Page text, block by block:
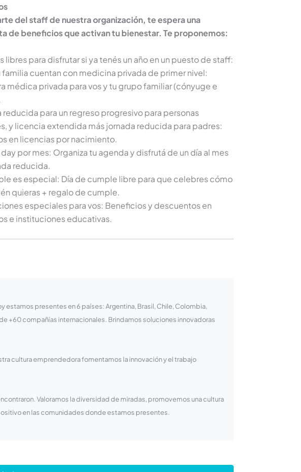
del staff de nuestra organización, te espera una
de beneficios que activan tu bienestar. Te proponemos:
libres para disfrutar si ya tenés un año en un puesto de staff:
familia cuentan con medicina privada de primer nivel:
médica privada para vos y tu grupo familiar (cónyuge e
reducida para un regreso progresivo para personas
y licencia extendida más jornada reducida para padres:
en licencias por nacimiento.
por mes: Organiza tu agenda y disfrutá de un día al mes
reducida.
es especial: Día de cumple libre para que celebres cómo
quieras + regalo de cumple.
especiales para vos: Beneficios y descuentos en
e instituciones educativas.
estamos presentes en 6 países: Argentina, Brasil, Chile, Colombia,
+60 compañías internacionales. Brindamos soluciones innovadoras
cultura emprendedora fomentamos la innovación y el trabajo
Valoramos la diversidad de miradas, promovemos una cultura
en las comunidades donde estamos presentes.